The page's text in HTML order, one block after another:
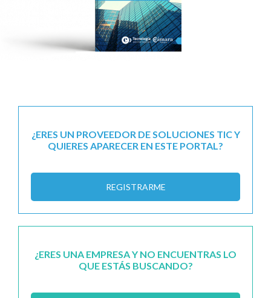
¿ERES UN PROVEEDOR DE SOLUCIONES TIC Y
QUIERES APARECER EN ESTE PORTAL?
REGISTRARME
¿ERES UNA EMPRESA Y NO ENCUENTRAS LO
QUE ESTÁS BUSCANDO?